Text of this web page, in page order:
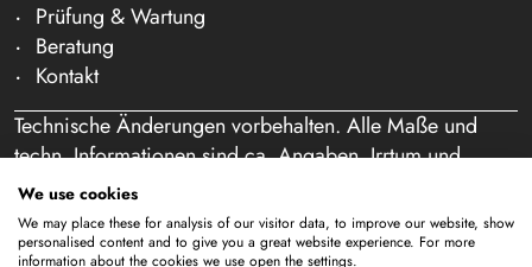
Prüfung & Wartung
Beratung
Kontakt
Technische Änderungen vorbehalten. Alle Maße und
techn. Informationen sind ca. Angaben. Irrtum und
Schreibfehler vorbehalten. Unser Angebot richtet sich
ausschließlich an Gewerbetreibende im Sinne des § 14
BGB. Ein Verkauf an Privatpersonen findet nicht statt.
We use cookies
We may place these for analysis of our visitor data, to improve our website, show
personalised content and to give you a great website experience. For more
information about the cookies we use open the settings.